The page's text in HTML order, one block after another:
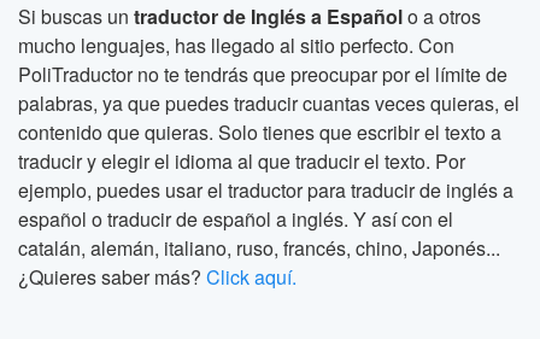
Si buscas un traductor de Inglés a Españolo a otros
mucho lenguajes, has llegado al sitio perfecto. Con
PoliTraductor no te tendrás que preocupar por el límite de
palabras, ya que puedes traducir cuantas veces quieras, el
contenido que quieras. Solo tienes que escribir el texto a
traducir y elegir el idioma al que traducir el texto. Por
ejemplo, puedes usar el traductor para traducir de inglés a
español o traducir de español a inglés. Y así con el
catalán, alemán, italiano, ruso, francés, chino, Japonés...
¿Quieres saber más? Click aquí.